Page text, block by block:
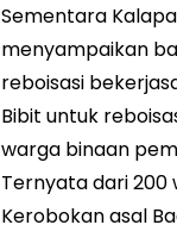
Sementara
menyampaikan
reboisasi
Bibit untuk
warga binaan
Ternyata dari
Kerobokan asal